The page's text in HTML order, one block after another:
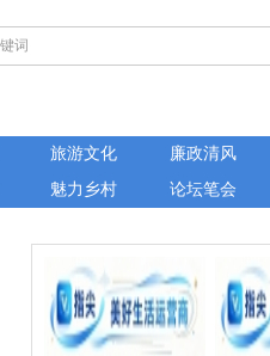
旅游文化 廉政清风
魅力乡村 论坛笔会